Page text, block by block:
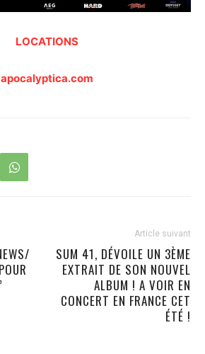
LOCATIONS
apocalyptica.com
Article suivant
SUM 41, DÉVOILE UN 3ÈME
EXTRAIT DE SON NOUVEL
ALBUM ! A VOIR EN
CONCERT EN FRANCE CET
ÉTÉ !